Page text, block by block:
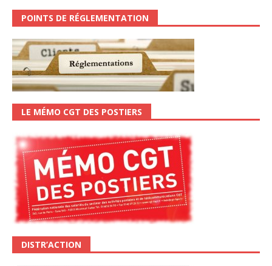
POINTS DE RÉGLEMENTATION
LE MÉMO CGT DES POSTIERS
DISTR’ACTION